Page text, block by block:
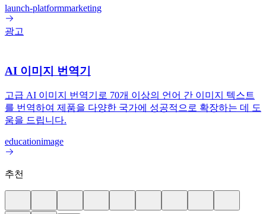
launch-platformmarketing
광고
AI 이미지 번역기
고급 AI 이미지 번역기로 70개 이상의 언어 간 이미지 텍스트
를 번역하여 제품을 다양한 국가에 성공적으로 확장하는 데 도
움을 드립니다.
educationimage
추천